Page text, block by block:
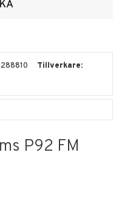
288810
Tillverkare
P92 FM